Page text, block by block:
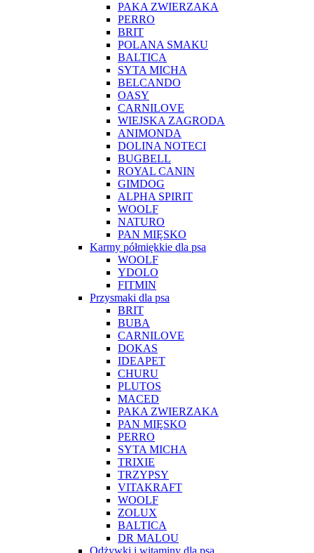
PAKA ZWIERZAKA
PERRO
BRIT
POLANA SMAKU
BALTICA
SYTA MICHA
BELCANDO
OASY
CARNILOVE
WIEJSKA ZAGRODA
ANIMONDA
DOLINA NOTECI
BUGBELL
ROYAL CANIN
GIMDOG
ALPHA SPIRIT
WOOLF
NATURO
PAN MIĘSKO
Karmy półmiękkie dla psa
WOOLF
YDOLO
FITMIN
Przysmaki dla psa
BRIT
BUBA
CARNILOVE
DOKAS
IDEAPET
CHURU
PLUTOS
MACED
PAKA ZWIERZAKA
PAN MIĘSKO
PERRO
SYTA MICHA
TRIXIE
TRZYPSY
VITAKRAFT
WOOLF
ZOLUX
BALTICA
DR MALOU
Odżywki i witaminy dla psa